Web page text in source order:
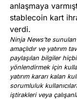
anlaşmaya
stablecoin kart
verdi.
Ninja News’te
amaçlıdır ve yatırım
paylaşılan bilgiler
yönlendirmek için
yatırım kararı kalan
sorumluluk
iştirakleri veya